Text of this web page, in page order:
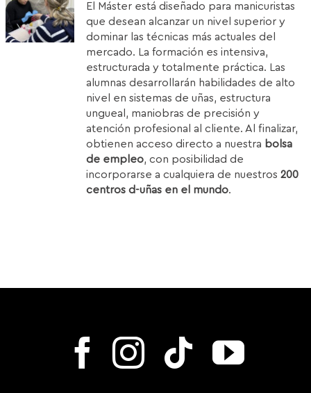
original
era:
1.850,00€.
actual
es:
1.399,00€.
El Máster está diseñado para manicuristas
que desean alcanzar un nivel superior y
dominar las técnicas más actuales del
mercado. La formación es intensiva,
estructurada y totalmente práctica. Las
alumnas desarrollarán habilidades de alto
nivel en sistemas de uñas, estructura
ungueal, maniobras de precisión y
atención profesional al cliente. Al finalizar,
obtienen acceso directo a nuestra bolsa
de empleo, con posibilidad de
incorporarse a cualquiera de nuestros200
centros d-uñas en el mundo.